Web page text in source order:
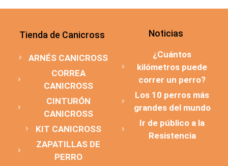
Tienda de Canicross
ARNÉS CANICROSS
CORREA
CANICROSS
CINTURÓN
CANICROSS
KIT CANICROSS
ZAPATILLAS DE
PERRO
Noticias
¿Cuántos
kilómetros puede
correr un perro?
Los 10 perros más
grandes del mundo
Ir de público a la
Resistencia